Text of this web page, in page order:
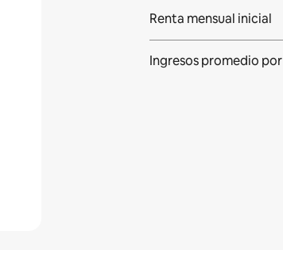
Renta mensual inicial
Ingresos promedio por